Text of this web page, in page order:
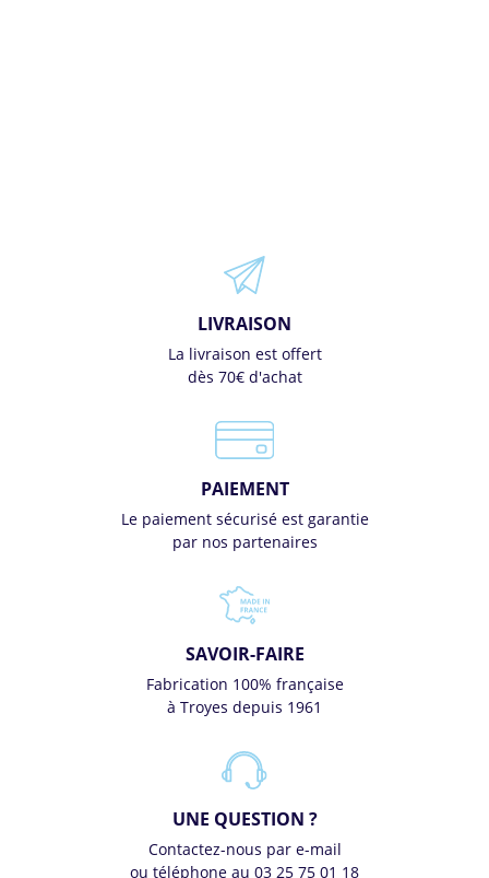
LIVRAISON
La livraison est offert
dès 70€ d'achat
PAIEMENT
Le paiement sécurisé est garantie
par nos partenaires
SAVOIR-FAIRE
Fabrication 100% française
à Troyes depuis 1961
UNE QUESTION ?
Contactez-nous par e-mail
ou téléphone au 03 25 75 01 18